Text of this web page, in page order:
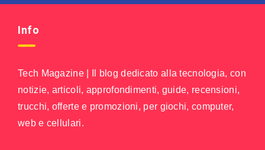
Info
Tech Magazine | Il blog dedicato alla tecnologia, con
notizie, articoli, approfondimenti, guide, recensioni,
trucchi, offerte e promozioni, per giochi, computer,
web e cellulari.